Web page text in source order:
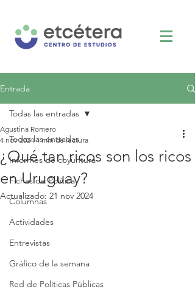
Entrada
Todas las entradas
Informes de coyuntura
Fichas de Política
Columnas
Actividades
Entrevistas
Gráfico de la semana
Red de Políticas Públicas
Todas las entradas
¿Qué tan ricos son los ricos
en Uruguay?
Agustina Romero
4 nov 2024 1 min de lectura
Actualizado: 21 nov 2024